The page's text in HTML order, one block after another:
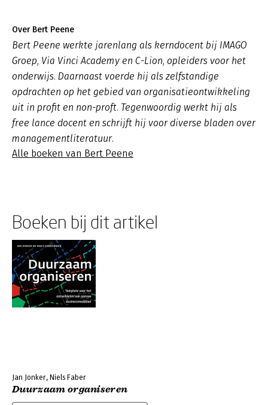
Over Bert Peene
Bert Peene werkte jarenlang als kerndocent bij IMAGO
Groep, Via Vinci Academy en C-Lion, opleiders voor het
onderwijs. Daarnaast voerde hij als zelfstandige
opdrachten op het gebied van organisatieontwikkeling
uit in profit en non-proft. Tegenwoordig werkt hij als
free lance docent en schrijft hij voor diverse bladen over
managementliteratuur.
Alle boeken van Bert Peene
Boeken bij dit artikel
Jan Jonker, Niels Faber
Duurzaam organiseren